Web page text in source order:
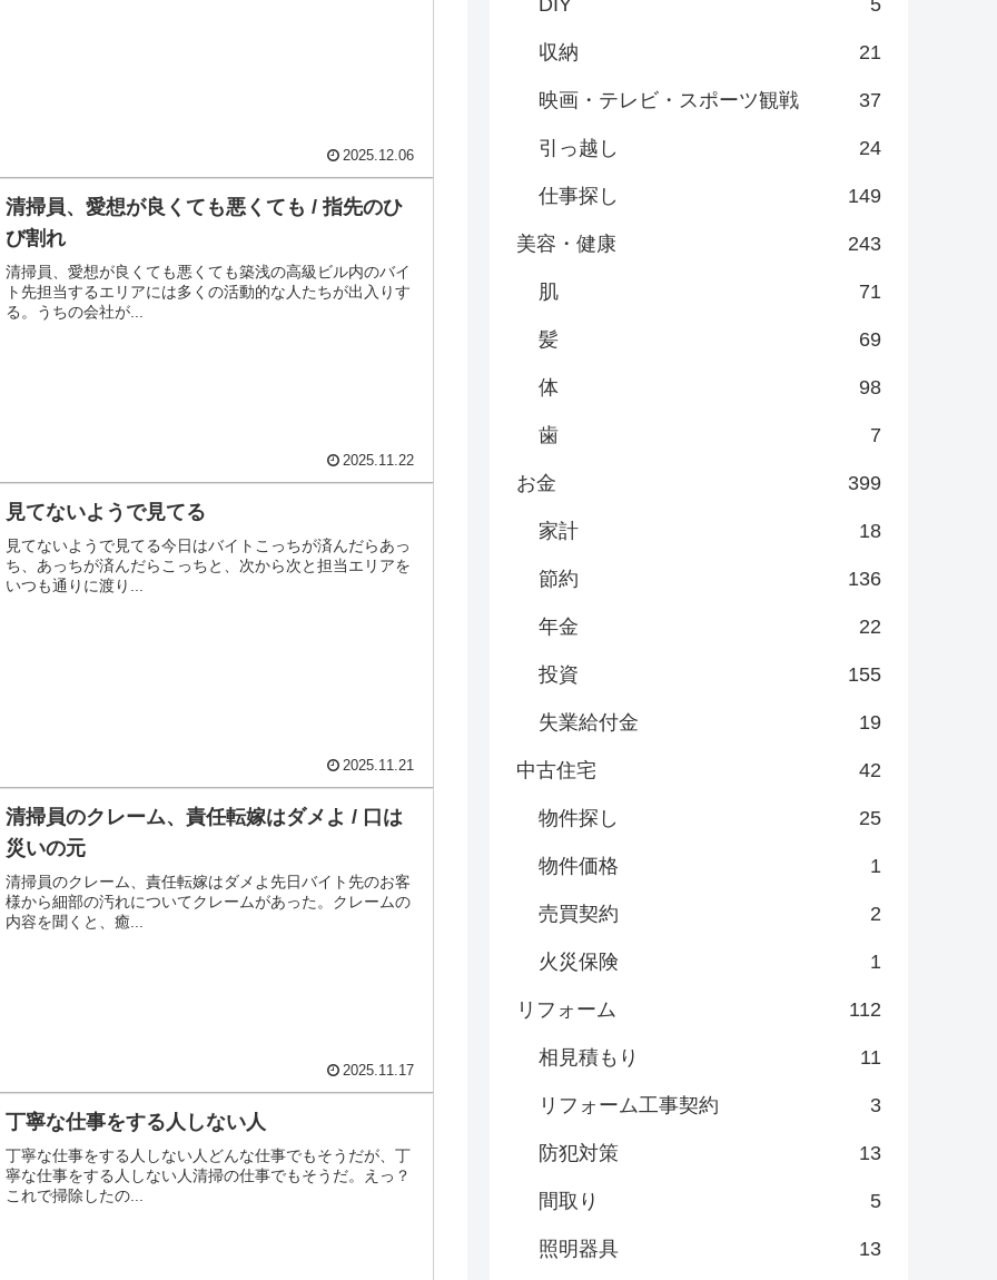
2025.12.06
清掃員、愛想が良くても悪くても / 指先のひ
び割れ
清掃員、愛想が良くても悪くても築浅の高級ビル内のバイ
ト先担当するエリアには多くの活動的な人たちが出入りす
る。うちの会社が...
2025.11.22
見てないようで見てる
見てないようで見てる今日はバイトこっちが済んだらあっ
ち、あっちが済んだらこっちと、次から次と担当エリアを
いつも通りに渡り...
2025.11.21
清掃員のクレーム、責任転嫁はダメよ / 口は
災いの元
清掃員のクレーム、責任転嫁はダメよ先日バイト先のお客
様から細部の汚れについてクレームがあった。クレームの
内容を聞くと、癒...
2025.11.17
丁寧な仕事をする人しない人
丁寧な仕事をする人しない人どんな仕事でもそうだが、丁
寧な仕事をする人しない人清掃の仕事でもそうだ。えっ？
これで掃除したの...
収納 21
映画・テレビ・スポーツ観戦 37
引っ越し 24
仕事探し 149
美容・健康 243
肌 71
髪 69
体 98
歯 7
お金 399
家計 18
節約 136
年金 22
投資 155
失業給付金 19
中古住宅 42
物件探し 25
物件価格 1
売買契約 2
火災保険 1
リフォーム 112
相見積もり 11
リフォーム工事契約 3
防犯対策 13
間取り 5
照明器具 13